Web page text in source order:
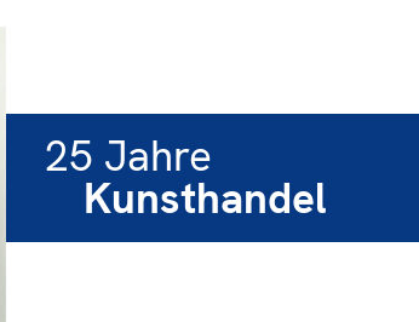
25 Jahre
Kunsthandel